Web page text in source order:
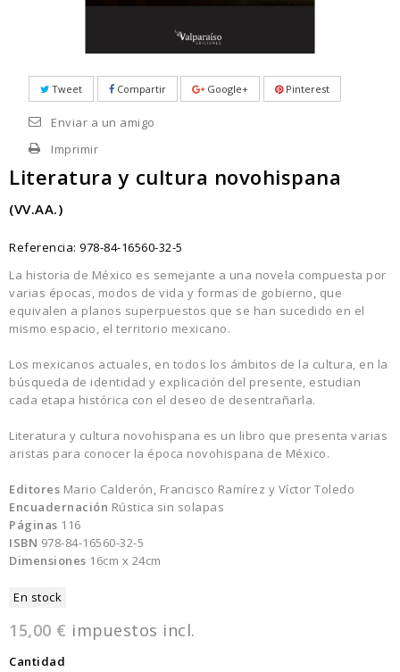
Tweet Compartir Google+ Pinterest
Enviar a un amigo
Imprimir
Literatura y cultura novohispana
(VV.AA.)
Referencia: 978-84-16560-32-5
La historia de México es semejante a una novela compuesta por
varias épocas, modos de vida y formas de gobierno, que
equivalen a planos superpuestos que se han sucedido en el
mismo espacio, el territorio mexicano.
Los mexicanos actuales, en todos los ámbitos de la cultura, en la
búsqueda de identidad y explicación del presente, estudian
cada etapa histórica con el deseo de desentrañarla.
Literatura y cultura novohispana es un libro que presenta varias
aristas para conocer la época novohispana de México.
Editores Mario Calderón, Francisco Ramírez y Víctor Toledo
Encuadernación Rústica sin solapas
Páginas 116
ISBN 978-84-16560-32-5
Dimensiones 16cm x 24cm
En stock
15,00 € impuestos incl.
Cantidad